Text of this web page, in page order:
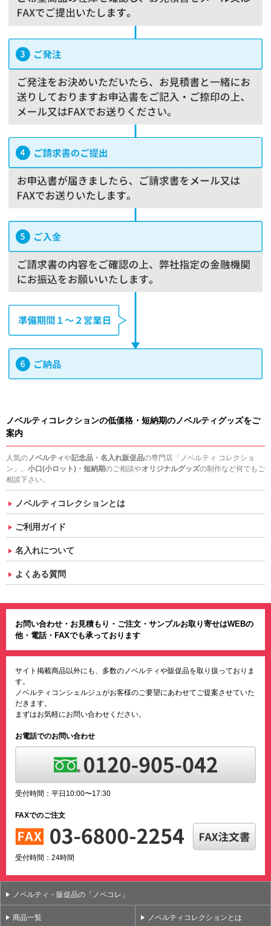
ノベルティコレクションの低価格・短納期のノベルティグッズをご
案内
人気のノベルティや記念品・名入れ販促品の専門店「ノベルティ コレクショ
ン」。 小口(小ロット)・短納期のご相談やオリジナルグッズの制作など何でもご
相談下さい。
ノベルティコレクションとは
ご利用ガイド
名入れについて
よくある質問
お問い合わせ・お見積もり・ご注文・サンプルお取り寄せはWEBの
他・電話・FAXでも承っております
サイト掲載商品以外にも、多数のノベルティや販促品を取り扱っておりま
す。
ノベルティコンシェルジュがお客様のご要望にあわせてご提案させていた
だきます。
まずはお気軽にお問い合わせください。
お電話でのお問い合わせ
受付時間：平日10:00〜17:30
FAXでのご注文
受付時間：24時間
ノベルティ・販促品の「ノベコレ」
商品一覧 ノベルティコレクションとは